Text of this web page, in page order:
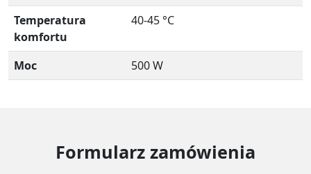
Temperatura
komfortu
40-45 °C
Moc 500 W
Formularz zamówienia